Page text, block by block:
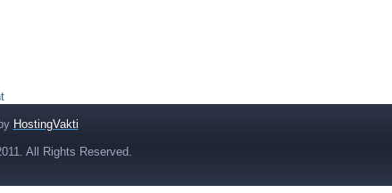
HostingVakti
All Rights Reserved.